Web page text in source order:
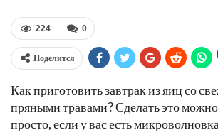
0
224
Поделится
Как приготовить завтрак из яиц со
пряными травами? Сделать это
просто, если у вас есть